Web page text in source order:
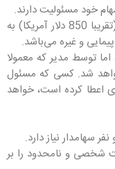
خود مسئولیت دارند.
– حداقل سرمایه مورد نیاز 1.000.000 IQD (تقریبا 850 دلار آمریکا) به
و غیره می‌باشد.
توسط مدیر که معمولا
شد. کسی که مسئول
اعطا کرده است، خواهد
سهامدار نیاز دارد.
شخصی و نامحدود را بر